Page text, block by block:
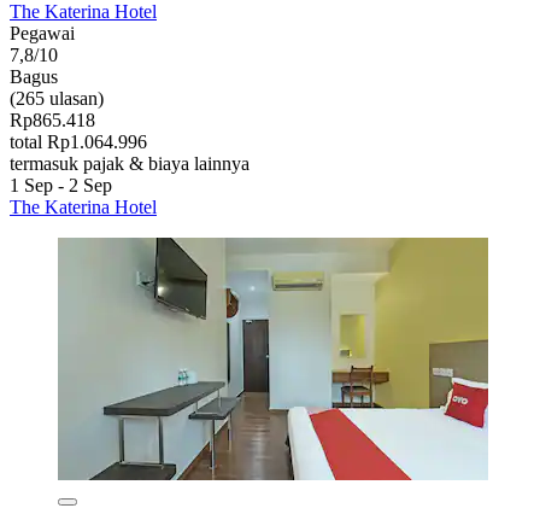
The Katerina Hotel
Pegawai
7,8/10
Bagus
(265 ulasan)
Rp865.418
total Rp1.064.996
termasuk pajak & biaya lainnya
1 Sep - 2 Sep
The Katerina Hotel